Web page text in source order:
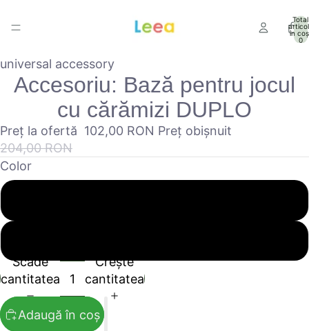
Total
în
0
universal accessory
Accesoriu: Bază pentru jocul
cu cărămizi DUPLO
Preț la ofertă 102,00 RON Preț obișnuit
204,00 RON
Color
Scade
cantitatea
Crește
cantitatea
Adaugă în coș